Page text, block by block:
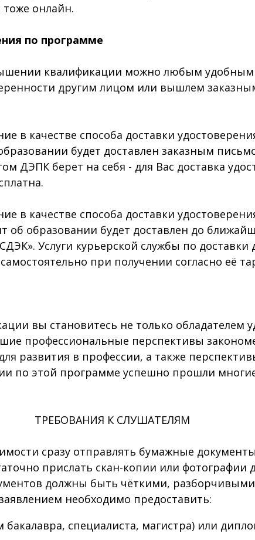
онлайн.
по программе
квалификации можно любым удобным
другим лицом или вышлем
в качестве способа доставки
будет доставлен заказным
ДЭПК берет на себя - для Вас доставка
в качестве способа доставки
об образовании будет доставлен до
Услуги курьерской службы по доставки
при получении согласно её
вы становитесь не только обладателем
профессиональные перспективы
развития в профессии, а также
по этой программе успешно прошли
ТРЕБОВАНИЯ К СЛУШАТЕЛЯМ
сразу отправлять бумажные
прислать скан-копии или фотографии
должны быть чёткими,
необходимо предоставить:
специалиста, магистра) или